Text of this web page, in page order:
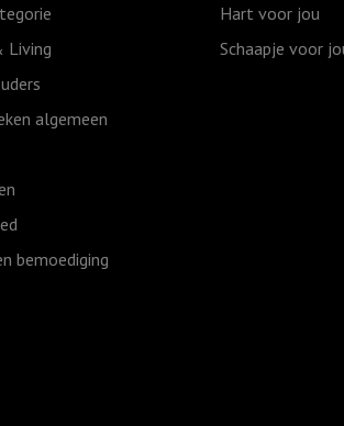
Living
algemeen
bemoediging
Hart voor jou
Schaapje voor